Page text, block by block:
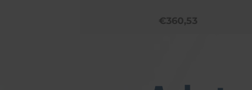
€360,53